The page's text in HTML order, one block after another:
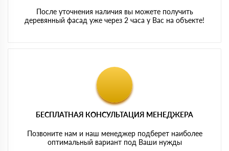
После уточнения наличия вы можете получить
деревянный фасад уже через 2 часа у Вас на объекте!
БЕСПЛАТНАЯ КОНСУЛЬТАЦИЯ МЕНЕДЖЕРА
Позвоните нам и наш менеджер подберет наиболее
оптимальный вариант под Ваши нужды